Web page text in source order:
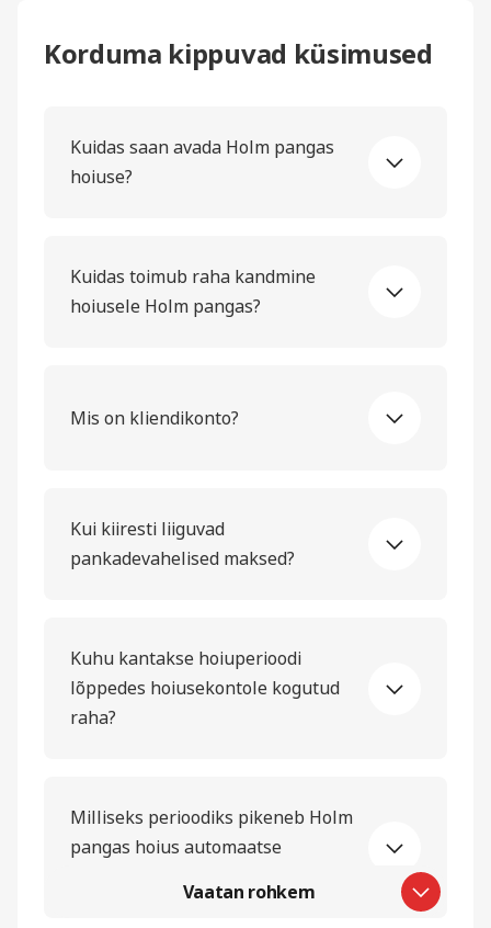
Korduma kippuvad küsimused
Kuidas saan avada Holm pangas
hoiuse?
Kuidas toimub raha kandmine
hoiusele Holm pangas?
Mis on kliendikonto?
Kui kiiresti liiguvad
pankadevahelised maksed?
Kuhu kantakse hoiuperioodi
lõppedes hoiusekontole kogutud
raha?
Milliseks perioodiks pikeneb Holm
pangas hoius automaatse
Vaatan rohkem